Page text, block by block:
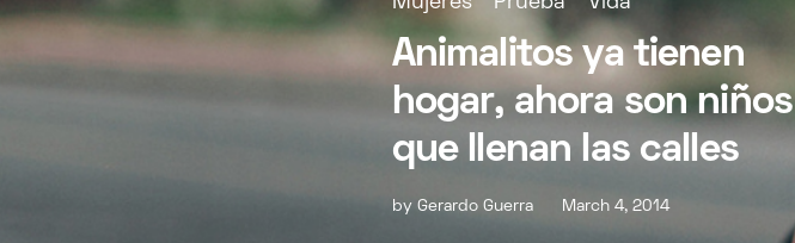
Animalitos ya tienen
hogar, ahora son niños
que llenan las calles
by Gerardo Guerra March 4, 2014